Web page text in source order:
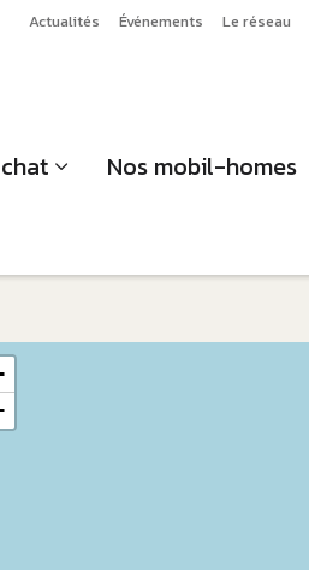
Actualités Événements Le réseau
Nos mobil-homes